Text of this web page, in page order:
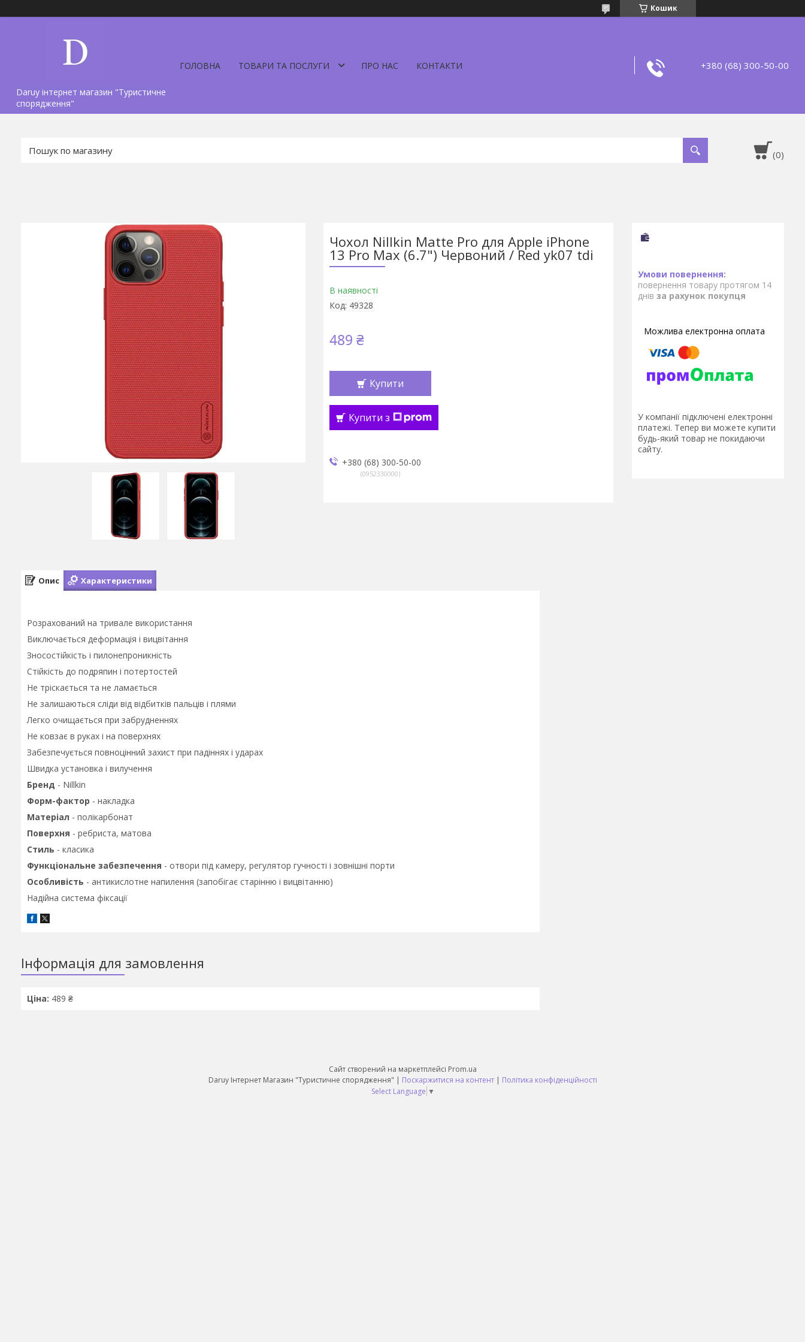
Кошик
Daruy інтернет магазин "Туристичне
спорядження"
ГОЛОВНА ТОВАРИ ТА ПОСЛУГИ ПРО НАС КОНТАКТИ +380 (68) 300-50-00
Чохол Nillkin Matte Pro для Apple iPhone
13 Pro Max (6.7") Червоний / Red yk07 tdi
В наявності
Код: 49328
489 ₴
Купити
Купити з
+380 (68) 300-50-00
0952330000
повернення товару протягом 14
днів за рахунок покупця
У компанії підключені електронні
платежі. Тепер ви можете купити
будь-який товар не покидаючи
сайту.
Опис Характеристики
Розрахований на тривале використання
Виключається деформація і вицвітання
Зносостійкість і пилонепроникність
Стійкість до подряпин і потертостей
Не тріскається та не ламається
Не залишаються сліди від відбитків пальців і плями
Легко очищається при забрудненнях
Не ковзає в руках і на поверхнях
Забезпечується повноцінний захист при падіннях і ударах
Швидка установка і вилучення
Бренд - Nillkin
Форм-фактор - накладка
Матеріал - полікарбонат
Поверхня - ребриста, матова
Стиль - класика
Функціональне забезпечення - отвори під камеру, регулятор гучності і зовнішні порти
Особливість - антикислотне напилення (запобігає старінню і вицвітанню)
Надійна система фіксації
Інформація для замовлення
Ціна: 489 ₴
Сайт створений на маркетплейсі Prom.ua
Daruy Інтернет Магазин "Туристичне спорядження" | Поскаржитися на контент | Політика конфіденційності
Select Language ▼